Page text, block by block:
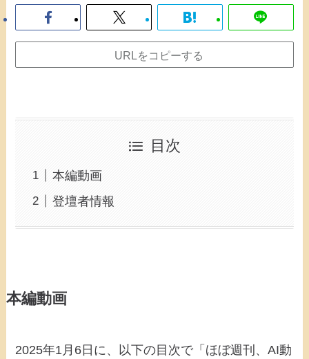
URLをコピーする
目次
本編動画
登壇者情報
本編動画
2025年1月6日に、以下の目次で「ほぼ週刊、AI動